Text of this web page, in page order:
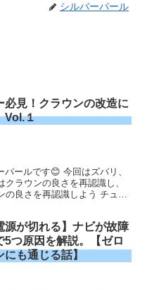
シルバーパール
必見！クラウンの改造に
１
ールです😊 今回はズバリ、
ラウンの良さを再認識し、
良さを再認識しよう チュー
源が切れる】ナビが故障
5つ原因を解説。【ゼロ
にも通じる話】